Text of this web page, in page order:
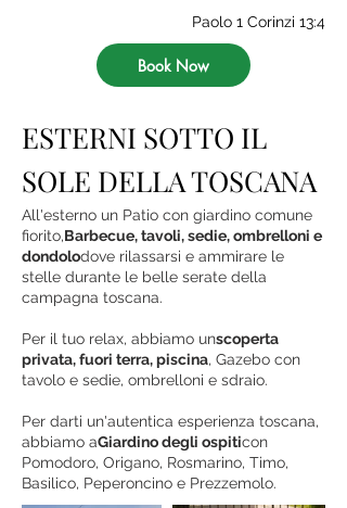
Paolo 1 Corinzi 13:4
Book Now
ESTERNI SOTTO IL
SOLE DELLA TOSCANA
All'esterno un Patio con giardino comune
fiorito,Barbecue, tavoli, sedie, ombrelloni e
dondolodove rilassarsi e ammirare le
stelle durante le belle serate della
campagna toscana.
Per il tuo relax, abbiamo unscoperta
privata, fuori terra, piscina, Gazebo con
tavolo e sedie, ombrelloni e sdraio.
Per darti un'autentica esperienza toscana,
abbiamo aGiardino degli ospiticon
Pomodoro, Origano, Rosmarino, Timo,
Basilico, Peperoncino e Prezzemolo.